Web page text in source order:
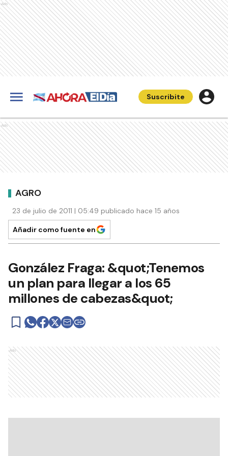
Ads
Suscribite
Ads
AGRO
23 de julio de 2011 | 05:49 publicado hace 15 años
Añadir como fuente en
González Fraga: &quot;Tenemos
un plan para llegar a los 65
millones de cabezas&quot;
Ads